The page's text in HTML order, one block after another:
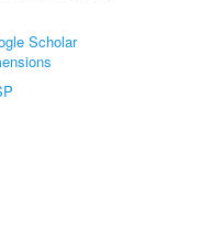
Scholar